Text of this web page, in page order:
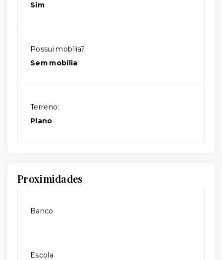
Sim
Possui mobília?:
Sem mobília
Terreno:
Plano
Proximidades
Banco
Escola